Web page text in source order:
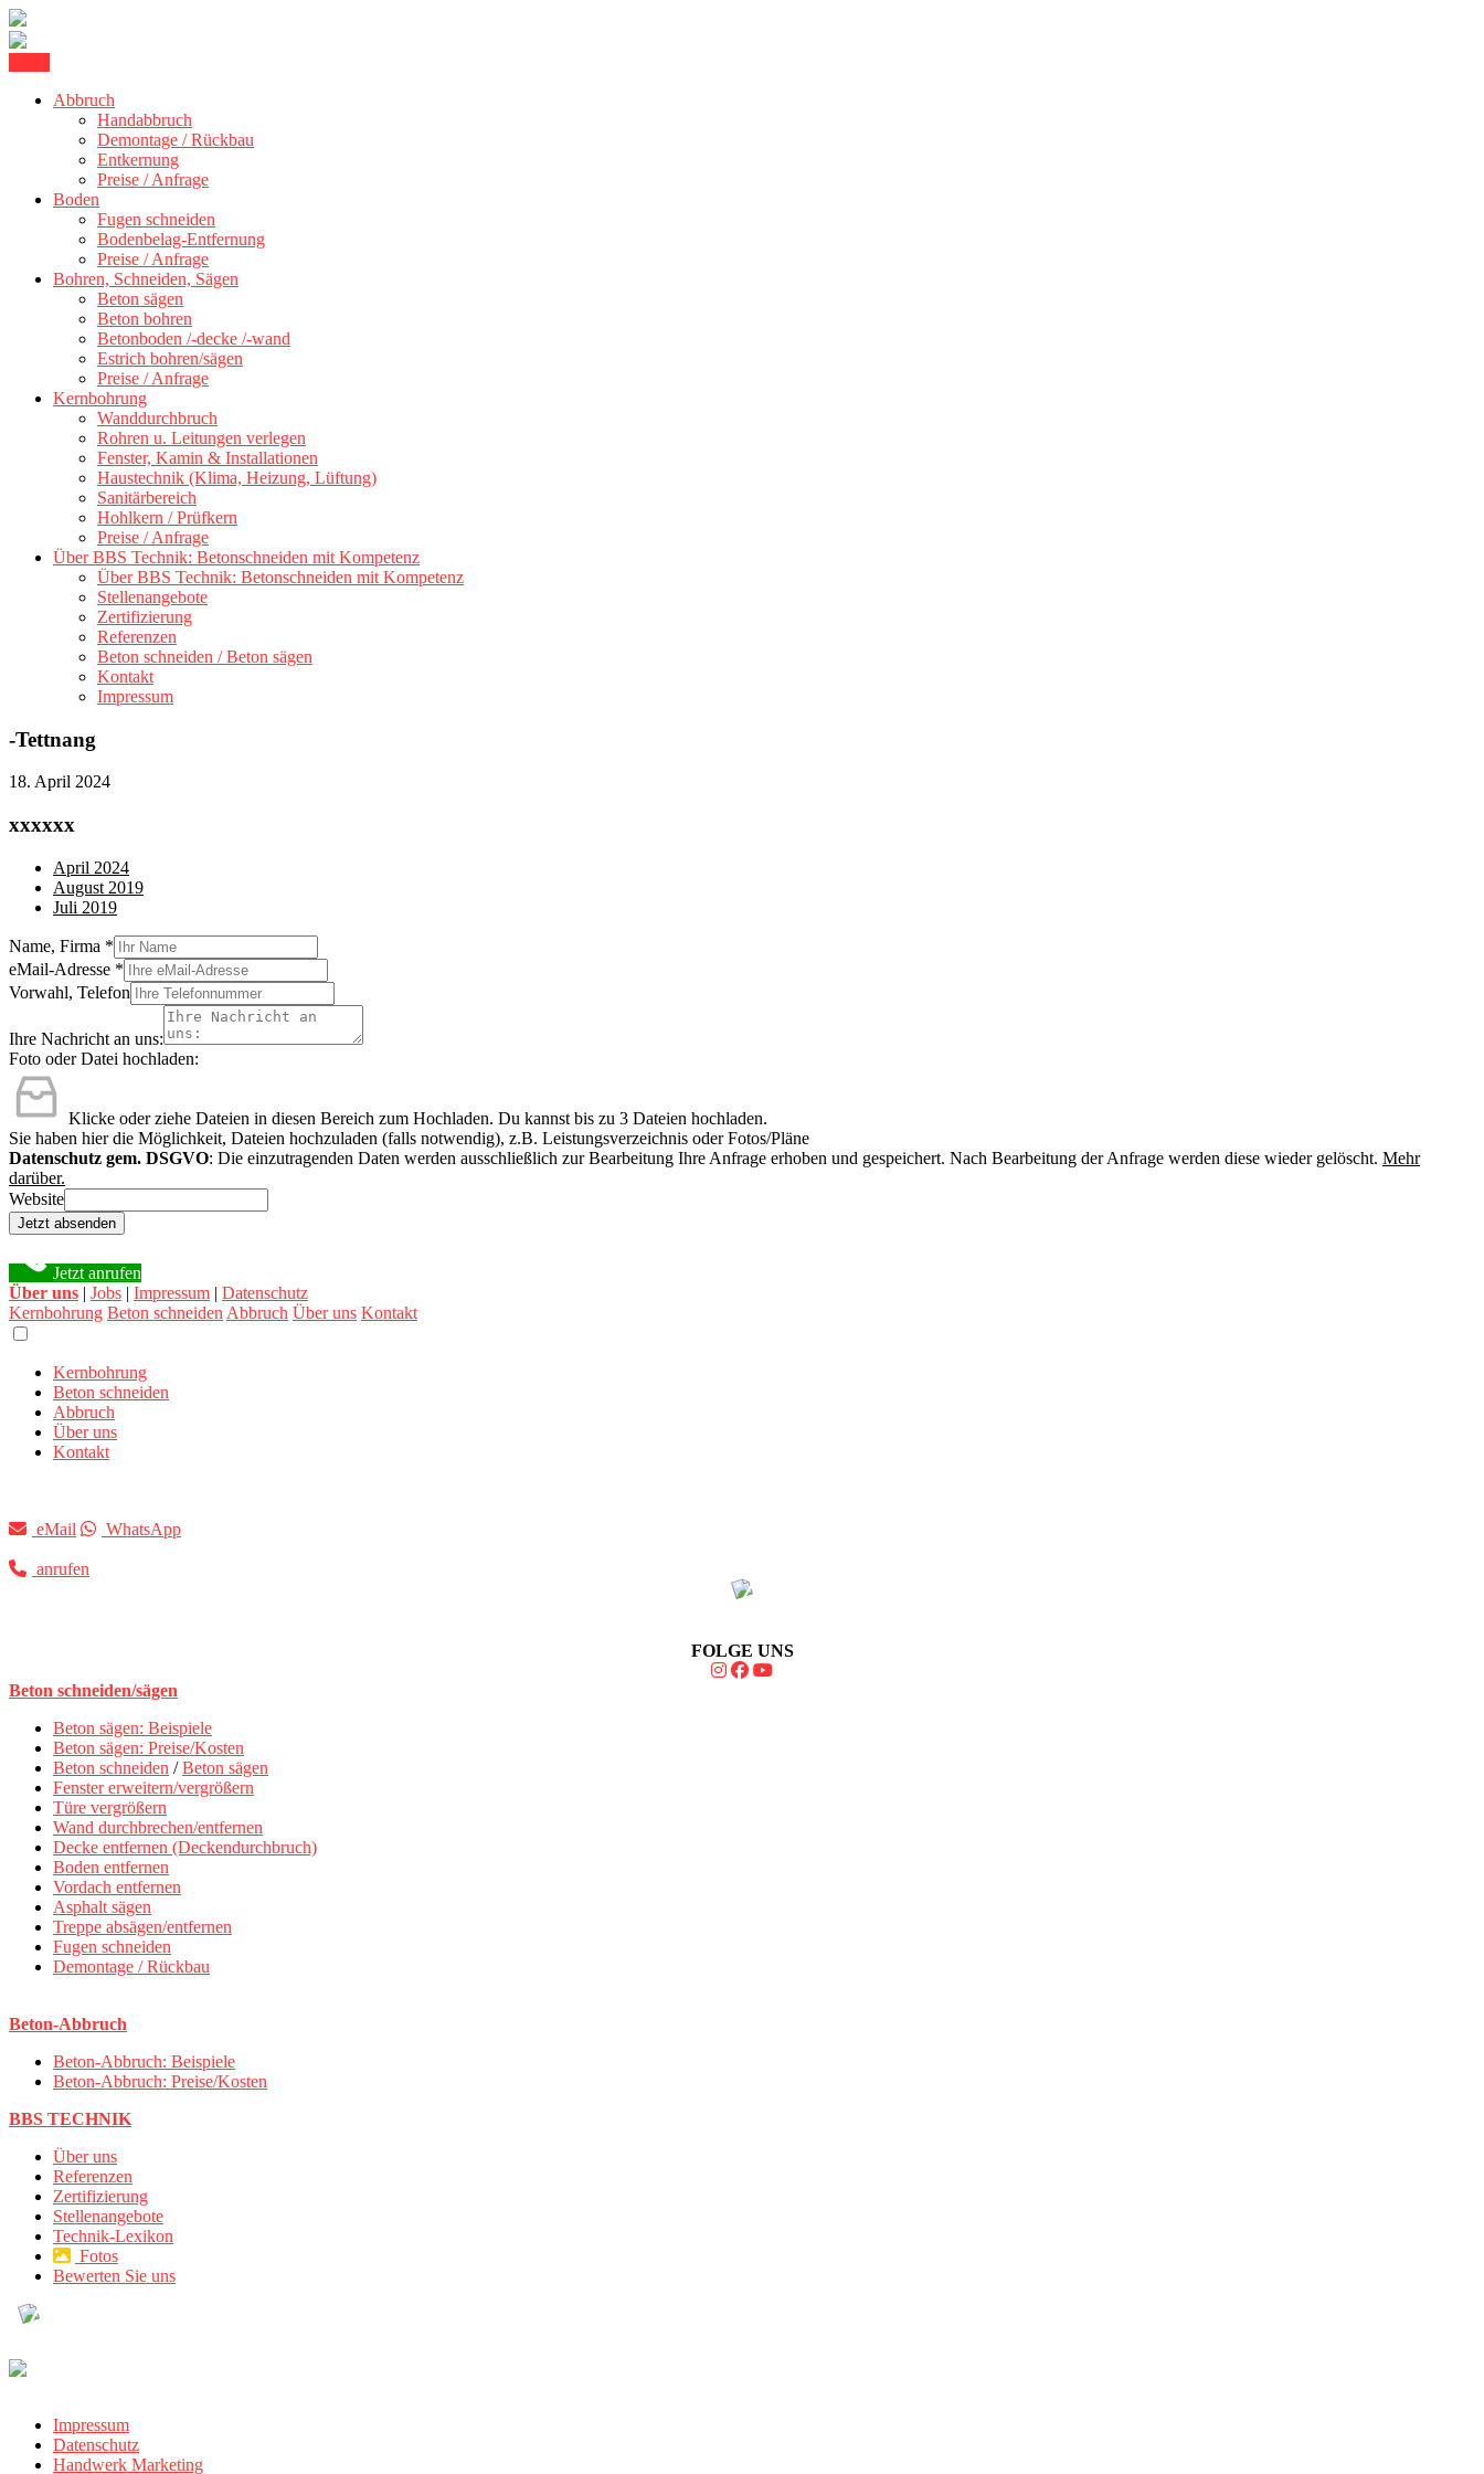
content
Betonschneiden Stuttgart
Abbruch
Handabbruch
Demontage / Rückbau
Entkernung
Preise / Anfrage
Boden
Fugen schneiden
Bodenbelag-Entfernung
Preise / Anfrage
Bohren, Schneiden, Sägen
Beton sägen
Beton bohren
Betonboden /-decke /-wand
Estrich bohren/sägen
Preise / Anfrage
Kernbohrung
Wanddurchbruch
Rohren u. Leitungen verlegen
Fenster, Kamin & Installationen
Haustechnik (Klima, Heizung, Lüftung)
Sanitärbereich
Hohlkern / Prüfkern
Preise / Anfrage
Über BBS Technik: Betonschneiden mit Kompetenz
Über BBS Technik: Betonschneiden mit Kompetenz
Stellenangebote
Zertifizierung
Referenzen
Beton schneiden / Beton sägen
Kontakt
Impressum
-Tettnang
18. April 2024
xxxxxx
April 2024
August 2019
Juli 2019
Name, Firma *
eMail-Adresse *
Vorwahl, Telefon
Ihre Nachricht an uns:
Foto oder Datei hochladen:
Klicke oder ziehe Dateien in diesen Bereich zum Hochladen. Du kannst bis zu 3 Dateien hochladen.
Sie haben hier die Möglichkeit, Dateien hochzuladen (falls notwendig), z.B. Leistungsverzeichnis oder Fotos/Pläne
Datenschutz gem. DSGVO: Die einzutragenden Daten werden ausschließlich zur Bearbeitung Ihre Anfrage erhoben und gespeichert. Nach Bearbeitung der Anfrage werden diese wieder gelöscht. Mehr
darüber.
Website
Jetzt absenden
Jetzt anrufen
Über uns | Jobs | Impressum | Datenschutz
Kernbohrung Beton schneiden Abbruch Über uns Kontakt
Kernbohrung
Beton schneiden
Abbruch
Über uns
Kontakt
eMail WhatsApp
anrufen
FOLGE UNS
Beton schneiden/sägen
Beton sägen: Beispiele
Beton sägen: Preise/Kosten
Beton schneiden /Beton sägen
Fenster erweitern/vergrößern
Türe vergrößern
Wand durchbrechen/entfernen
Decke entfernen (Deckendurchbruch)
Boden entfernen
Vordach entfernen
Asphalt sägen
Treppe absägen/entfernen
Fugen schneiden
Demontage / Rückbau
Beton-Abbruch
Beton-Abbruch: Beispiele
Beton-Abbruch: Preise/Kosten
BBS TECHNIK
Über uns
Referenzen
Zertifizierung
Stellenangebote
Technik-Lexikon
Fotos
Bewerten Sie uns
Impressum
Datenschutz
Handwerk Marketing